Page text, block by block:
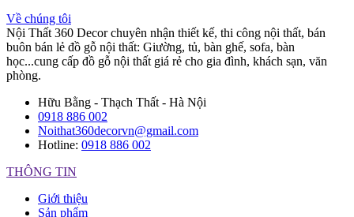
Về chúng tôi
Nội Thất 360 Decor chuyên nhận thiết kế, thi công nội thất, bán
buôn bán lẻ đồ gỗ nội thất: Giường, tủ, bàn ghế, sofa, bàn
học...cung cấp đồ gỗ nội thất giá rẻ cho gia đình, khách sạn, văn
phòng.
Hữu Bằng - Thạch Thất - Hà Nội
0918 886 002
Noithat360decorvn@gmail.com
Hotline: 0918 886 002
THÔNG TIN
Giới thiệu
Sản phẩm